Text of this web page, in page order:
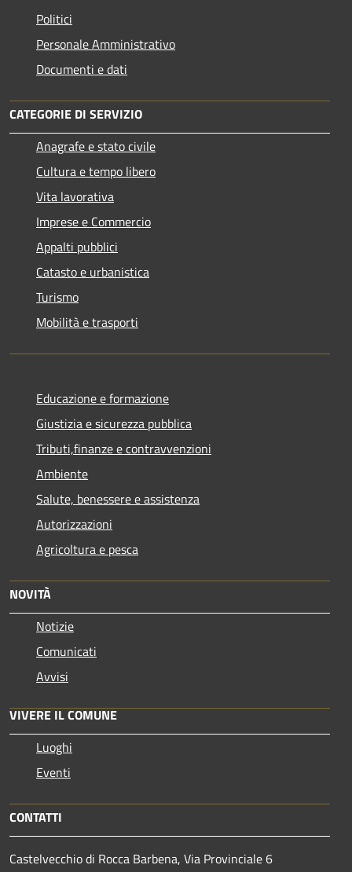
Politici
Personale Amministrativo
Documenti e dati
CATEGORIE DI SERVIZIO
Anagrafe e stato civile
Cultura e tempo libero
Vita lavorativa
Imprese e Commercio
Appalti pubblici
Catasto e urbanistica
Turismo
Mobilità e trasporti
Educazione e formazione
Giustizia e sicurezza pubblica
Tributi,finanze e contravvenzioni
Ambiente
Salute, benessere e assistenza
Autorizzazioni
Agricoltura e pesca
NOVITÀ
Notizie
Comunicati
Avvisi
VIVERE IL COMUNE
Luoghi
Eventi
CONTATTI
Castelvecchio di Rocca Barbena, Via Provinciale 6